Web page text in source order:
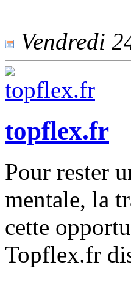
Vendredi
topflex.fr
Pour rester
mentale, la
cette
Topflex.fr